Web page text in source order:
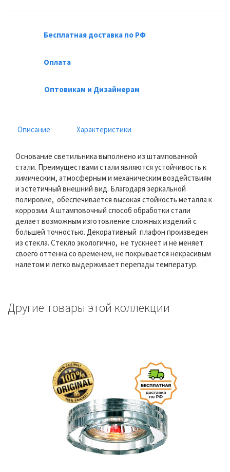
Бесплатная доставка по РФ
Оплата
Оптовикам и Дизайнерам
Описание Характеристики
Основание светильника выполнено из штампованной
стали. Преимуществами стали являются устойчивость к
химическим, атмосферным и механическим воздействиям
и эстетичный внешний вид. Благодаря зеркальной
полировке, обеспечивается высокая стойкость металла к
коррозии. А штамповочный способ обработки стали
делает возможным изготовление сложных изделий с
большей точностью. Декоративный плафон произведен
из стекла. Стекло экологично, не тускнеет и не меняет
своего оттенка со временем, не покрывается некрасивым
налетом и легко выдерживает перепады температур.
Другие товары этой коллекции